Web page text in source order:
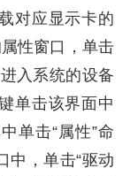
对应显示卡的
性窗口，单击
入系统的设备
单击该界面中
单击“属性”命
中，单击“驱动